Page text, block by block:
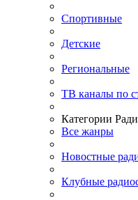
Спортивные
Детские
Региональные
ТВ каналы по
Категории
Все жанры
Новостные
Клубные